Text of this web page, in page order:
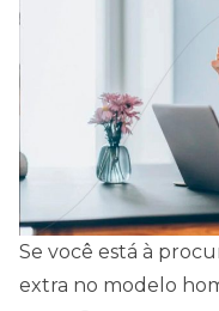
Se você está à
extra no modelo